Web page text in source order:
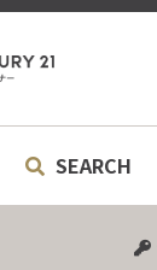
SEARCH
中古一戸建て
新築一戸建て
中古マンション
土地